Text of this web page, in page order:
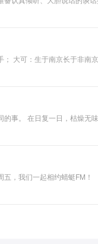
大可：生于南京长于非南
地理，件件和南京相关。
事。 在日复一日，枯燥无
，我们一起相约蜻蜓FM！